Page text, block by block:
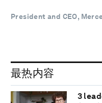
President and CEO,
最热内容
3